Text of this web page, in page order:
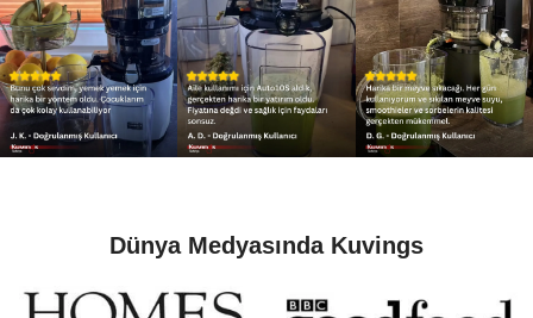
Dünya Medyasında Kuvings